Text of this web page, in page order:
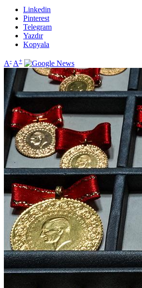
Linkedin
Pinterest
Telegram
Yazdır
Kopyala
A- A+